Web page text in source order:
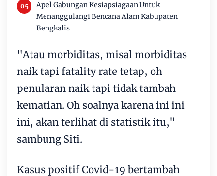
Apel Gabungan Kesiapsiagaan Untuk
Menanggulangi Bencana Alam Kabupaten
Bengkalis
"Atau morbiditas, misal morbiditas
naik tapi fatality rate tetap, oh
penularan naik tapi tidak tambah
kematian. Oh soalnya karena ini ini
ini, akan terlihat di statistik itu,"
sambung Siti.
Kasus positif Covid-19 bertambah